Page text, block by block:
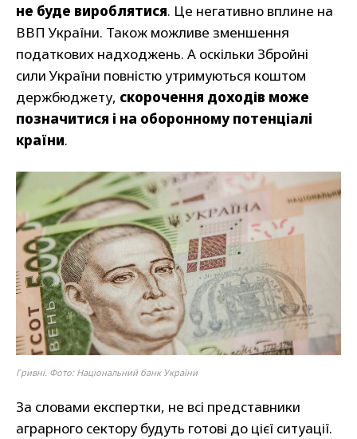
не буде вироблятися. Це негативно вплине на
ВВП України. Також можливе зменшення
податкових надходжень. А оскільки Збройні
сили України повністю утримуються коштом
держбюджету, скорочення доходів може
позначитися і на оборонному потенціалі
країни.
Гривні. Фото: Національний банк України
За словами експертки, не всі представники
аграрного сектору будуть готові до цієї ситуації.